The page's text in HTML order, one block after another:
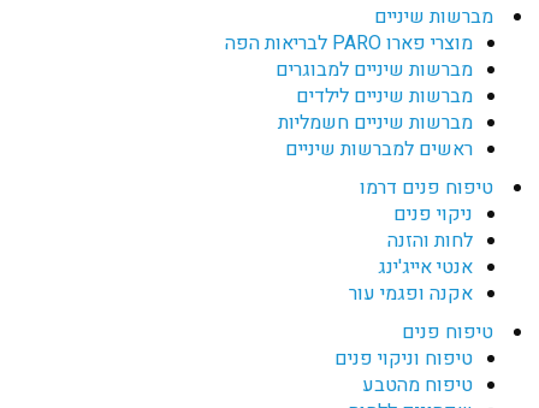
מברשות שיניים
מוצרי פארו PARO לבריאות הפה
מברשות שיניים למבוגרים
מברשות שיניים לילדים
מברשות שיניים חשמליות
ראשים למברשות שיניים
טיפוח פנים דרמו
ניקוי פנים
לחות והזנה
אנטי אייג'ינג
אקנה ופגמי עור
טיפוח פנים
טיפוח וניקוי פנים
טיפוח מהטבע